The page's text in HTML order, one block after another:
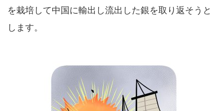
を栽培して中国に輸出し流出した銀を取り返そうと
します。